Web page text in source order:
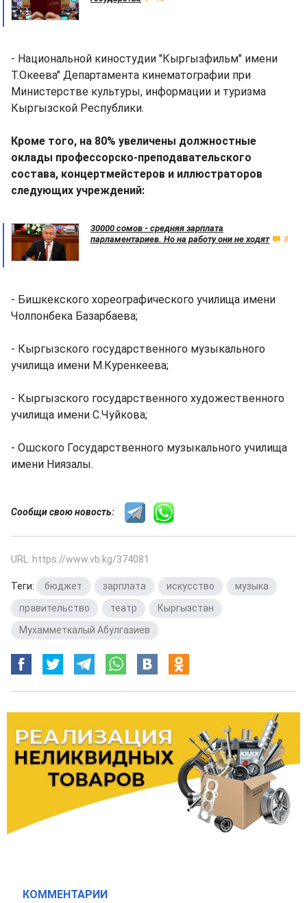
- Национальной киностудии "Кыргызфильм" имени
Т.Океева" Департамента кинематографии при
Министерстве культуры, информации и туризма
Кыргызской Республики.
Кроме того, на 80% увеличены должностные
оклады профессорско-преподавательского
состава, концертмейстеров и иллюстраторов
следующих учреждений:
30000 сомов - средняя зарплата
парламентариев. Но на работу они не ходят
8
- Бишкекского хореографического училища имени
Чолпонбека Базарбаева;
- Кыргызского государственного музыкального
училища имени М.Куренкеева;
- Кыргызского государственного художественного
училища имени С.Чуйкова;
- Ошского Государственного музыкального училища
имени Ниязалы.
Сообщи свою новость:
URL: https://www.vb.kg/374081
Теги: бюджет зарплата искусство музыка
правительство
театр Кыргызстан
Мухамметкалый Абулгазиев
КОММЕНТАРИИ